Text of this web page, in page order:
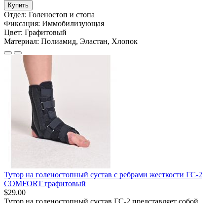
Купить
Отдел: Голеностоп и стопа
Фиксация: Иммобилизующая
Цвет: Графитовый
Материал: Полиамид, Эластан, Хлопок
Тутор на голеностопный сустав с ребрами жесткости ГС-2
COMFORT графитовый
$29.00
Тутор на голеностопный сустав ГС-2 представляет собой